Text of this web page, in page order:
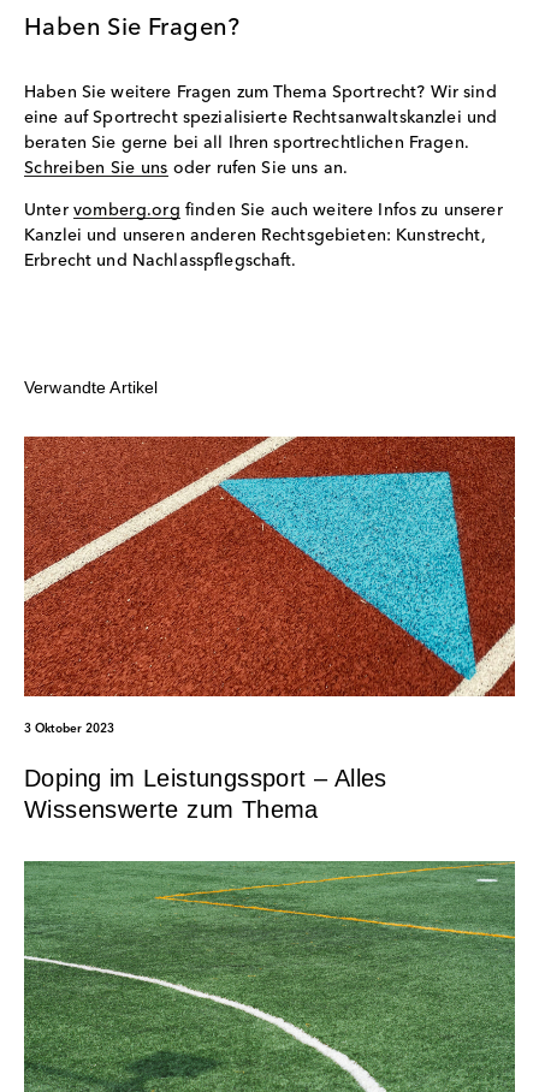
Haben Sie Fragen?
Haben Sie weitere Fragen zum Thema Sportrecht? Wir sind
eine auf Sportrecht spezialisierte Rechtsanwaltskanzlei und
beraten Sie gerne bei all Ihren sportrechtlichen Fragen.
Schreiben Sie uns oder rufen Sie uns an.
Unter vomberg.org finden Sie auch weitere Infos zu unserer
Kanzlei und unseren anderen Rechtsgebieten: Kunstrecht,
Erbrecht und Nachlasspflegschaft.
Verwandte Artikel
3 Oktober 2023
Doping im Leistungssport – Alles
Wissenswerte zum Thema